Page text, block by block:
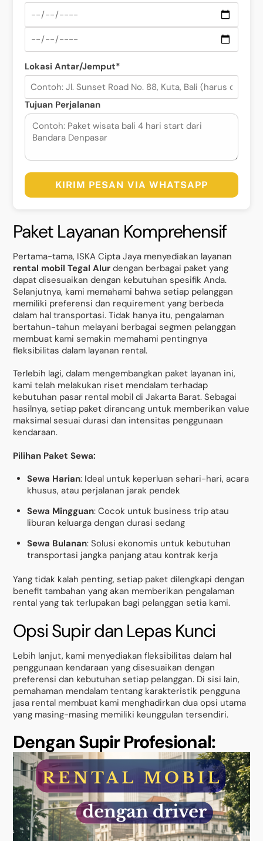
Lokasi Antar/Jemput*
Tujuan Perjalanan
KIRIM PESAN VIA WHATSAPP
Paket Layanan Komprehensif
Pertama-tama, ISKA Cipta Jaya menyediakan layanan
rental mobil Tegal Alur dengan berbagai paket yang
dapat disesuaikan dengan kebutuhan spesifik Anda.
Selanjutnya, kami memahami bahwa setiap pelanggan
memiliki preferensi dan requirement yang berbeda
dalam hal transportasi. Tidak hanya itu, pengalaman
bertahun-tahun melayani berbagai segmen pelanggan
membuat kami semakin memahami pentingnya
fleksibilitas dalam layanan rental.
Terlebih lagi, dalam mengembangkan paket layanan ini,
kami telah melakukan riset mendalam terhadap
kebutuhan pasar rental mobil di Jakarta Barat. Sebagai
hasilnya, setiap paket dirancang untuk memberikan value
maksimal sesuai durasi dan intensitas penggunaan
kendaraan.
Pilihan Paket Sewa:
Sewa Harian: Ideal untuk keperluan sehari-hari, acara
khusus, atau perjalanan jarak pendek
Sewa Mingguan: Cocok untuk business trip atau
liburan keluarga dengan durasi sedang
Sewa Bulanan: Solusi ekonomis untuk kebutuhan
transportasi jangka panjang atau kontrak kerja
Yang tidak kalah penting, setiap paket dilengkapi dengan
benefit tambahan yang akan memberikan pengalaman
rental yang tak terlupakan bagi pelanggan setia kami.
Opsi Supir dan Lepas Kunci
Lebih lanjut, kami menyediakan fleksibilitas dalam hal
penggunaan kendaraan yang disesuaikan dengan
preferensi dan kebutuhan setiap pelanggan. Di sisi lain,
pemahaman mendalam tentang karakteristik pengguna
jasa rental membuat kami menghadirkan dua opsi utama
yang masing-masing memiliki keunggulan tersendiri.
Dengan Supir Profesional: